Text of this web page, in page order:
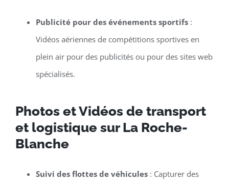
Publicité pour des événements sportifs:
Vidéos aériennes de compétitions sportives en
plein air pour des publicités ou pour des sites web
spécialisés.
Photos et Vidéos de transport
et logistique sur La Roche-
Blanche
Suivi des flottes de véhicules: Capturer des